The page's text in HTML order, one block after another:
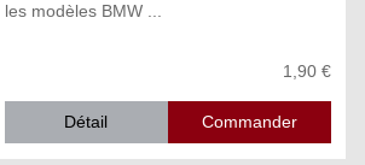
les modèles BMW ...
1,90 €
Détail